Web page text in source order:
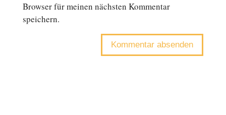
Browser für meinen nächsten Kommentar
speichern.